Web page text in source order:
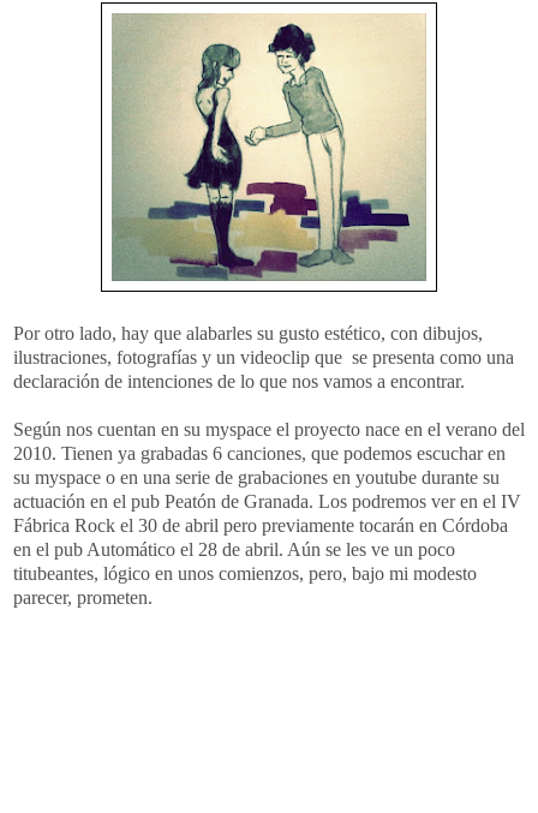
Por otro lado, hay que alabarles su gusto estético, con dibujos,
ilustraciones, fotografías y un videoclip que se presenta como una
declaración de intenciones de lo que nos vamos a encontrar.
Según nos cuentan en su myspace el proyecto nace en el verano del
2010. Tienen ya grabadas 6 canciones, que podemos escuchar en
su myspace o en una serie de grabaciones en youtube durante su
actuación en el pub Peatón de Granada. Los podremos ver en el IV
Fábrica Rock el 30 de abril pero previamente tocarán en Córdoba
en el pub Automático el 28 de abril. Aún se les ve un poco
titubeantes, lógico en unos comienzos, pero, bajo mi modesto
parecer, prometen.